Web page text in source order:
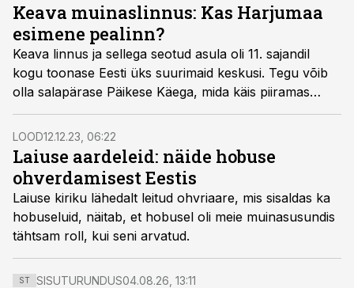
Keava muinaslinnus: Kas Harjumaa
esimene pealinn?
Keava linnus ja sellega seotud asula oli 11. sajandil
kogu toonase Eesti üks suurimaid keskusi. Tegu võib
olla salapärase Päikese Käega, mida käis piiramas
Kiievi suurvürst isiklikult.
LOOD12.12.23, 06:22
Laiuse aardeleid: näide hobuse
ohverdamisest Eestis
Laiuse kiriku lähedalt leitud ohvriaare, mis sisaldas ka
hobuseluid, näitab, et hobusel oli meie muinasusundis
tähtsam roll, kui seni arvatud.
ST SISUTURUNDUS04.08.26, 13:11